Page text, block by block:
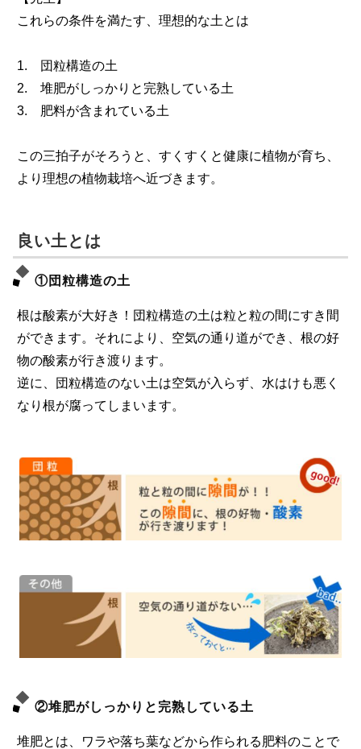
これらの条件を満たす、理想的な土とは
1. 団粒構造の土
2. 堆肥がしっかりと完熟している土
3. 肥料が含まれている土
この三拍子がそろうと、すくすくと健康に植物が育ち、
より理想の植物栽培へ近づきます。
良い土とは
①団粒構造の土
根は酸素が大好き！団粒構造の土は粒と粒の間にすき間
ができます。それにより、空気の通り道ができ、根の好
物の酸素が行き渡ります。
逆に、団粒構造のない土は空気が入らず、水はけも悪く
なり根が腐ってしまいます。
②堆肥がしっかりと完熟している土
堆肥とは、ワラや落ち葉などから作られる肥料のことで